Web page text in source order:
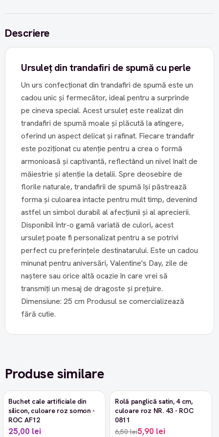
Descriere
Ursuleț din trandafiri de spumă cu perle
Un urs confecționat din trandafiri de spumă este un
cadou unic și fermecător, ideal pentru a surprinde
pe cineva special. Acest ursuleț este realizat din
trandafiri de spumă moale și plăcută la atingere,
oferind un aspect delicat și rafinat. Fiecare trandafir
este poziționat cu atenție pentru a crea o formă
armonioasă și captivantă, reflectând un nivel înalt de
măiestrie și atenție la detalii. Spre deosebire de
florile naturale, trandafirii de spumă își păstrează
forma și culoarea intacte pentru mult timp, devenind
astfel un simbol durabil al afecțiunii și al aprecierii.
Disponibil într-o gamă variată de culori, acest
ursuleț poate fi personalizat pentru a se potrivi
perfect cu preferințele destinatarului. Este un cadou
minunat pentru aniversări, Valentine's Day, zile de
naștere sau orice altă ocazie în care vrei să
transmiți un mesaj de dragoste și prețuire.
Dimensiune: 25 cm Produsul se comercializează
fără cutie.
Produse similare
Buchet cale artificiale din
silicon, culoare roz somon -
ROC AF12
25,00 lei
-9%
Rolă panglică satin, 4 cm,
culoare roz NR. 43 - ROC
0811
6,50 lei5,90 lei